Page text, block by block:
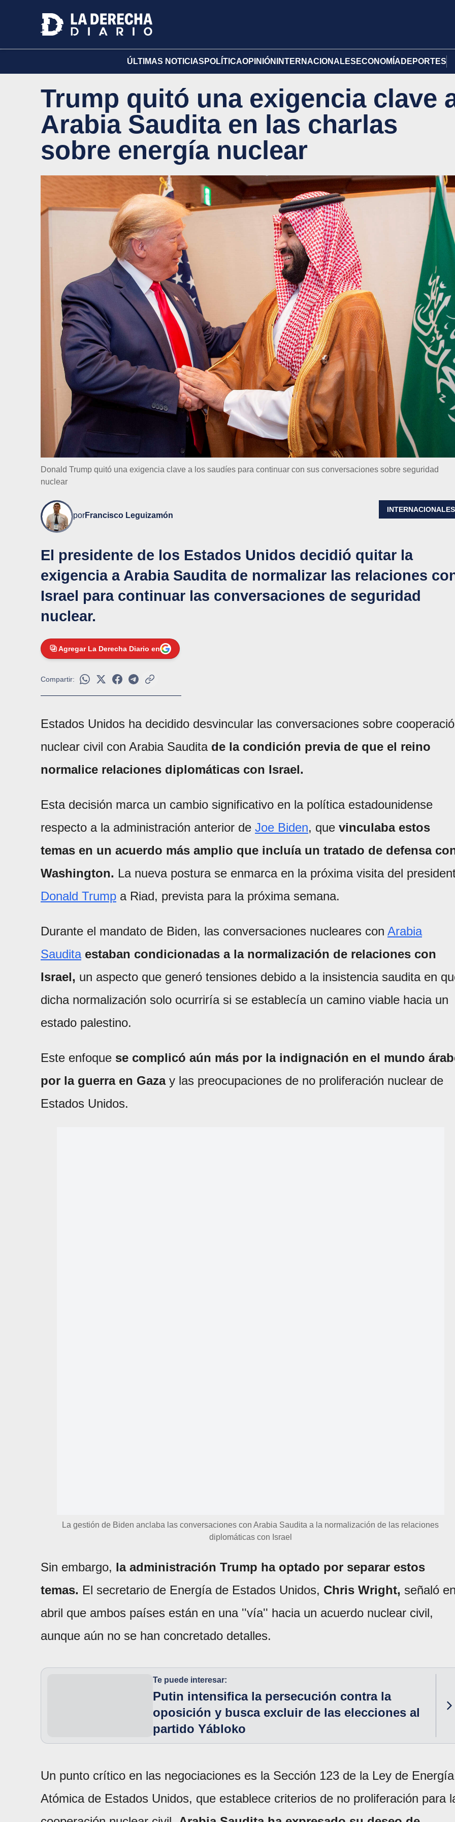
ÚLTIMAS NOTICIAS POLÍTICAOPINIÓN INTERNACIONALES ECONOMÍA DEPORTES
Trump quitó una exigencia clave
Arabia Saudita en las charlas
sobre energía nuclear
Donald Trump quitó una exigencia clave a los saudíes para continuar con sus conversaciones sobre seguridad
nuclear
porFrancisco Leguizamón
INTERNACIONALES
El presidente de los Estados Unidos decidió quitar la
exigencia a Arabia Saudita de normalizar las relaciones
Israel para continuar las conversaciones de seguridad
nuclear.
Agregar La Derecha Diario en
Compartir:
Estados Unidos ha decidido desvincular las conversaciones sobre
nuclear civil con Arabia Saudita de la condición previa de que el reino
normalice relaciones diplomáticas con Israel.
Esta decisión marca un cambio significativo en la política estadounidense
respecto a la administración anterior de Joe Biden, que vinculaba estos
temas en un acuerdo más amplio que incluía un tratado de defensa
Washington. La nueva postura se enmarca en la próxima visita del
Donald Trump a Riad, prevista para la próxima semana.
Durante el mandato de Biden, las conversaciones nucleares con Arabia
Saudita estaban condicionadas a la normalización de relaciones con
Israel, un aspecto que generó tensiones debido a la insistencia saudita en
dicha normalización solo ocurriría si se establecía un camino viable hacia un
estado palestino.
Este enfoque se complicó aún más por la indignación en el mundo
por la guerra en Gazay las preocupaciones de no proliferación nuclear de
Estados Unidos.
La gestión de Biden anclaba las conversaciones con Arabia Saudita a la normalización de las relaciones
diplomáticas con Israel
Sin embargo, la administración Trump ha optado por separar estos
temas. El secretario de Energía de Estados Unidos, Chris Wright, señaló
abril que ambos países están en una ''vía'' hacia un acuerdo nuclear civil,
aunque aún no se han concretado detalles.
Te puede interesar:
Putin intensifica la persecución contra la
oposición y busca excluir de las elecciones al
partido Yábloko
Un punto crítico en las negociaciones es la Sección 123 de la Ley de Energía
Atómica de Estados Unidos, que establece criterios de no proliferación para